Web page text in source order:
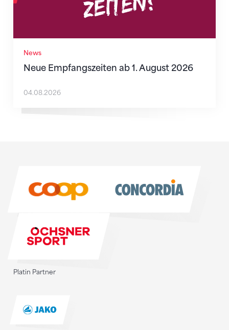
News
Neue Empfangszeiten ab 1. August 2026
04.08.2026
Platin Partner